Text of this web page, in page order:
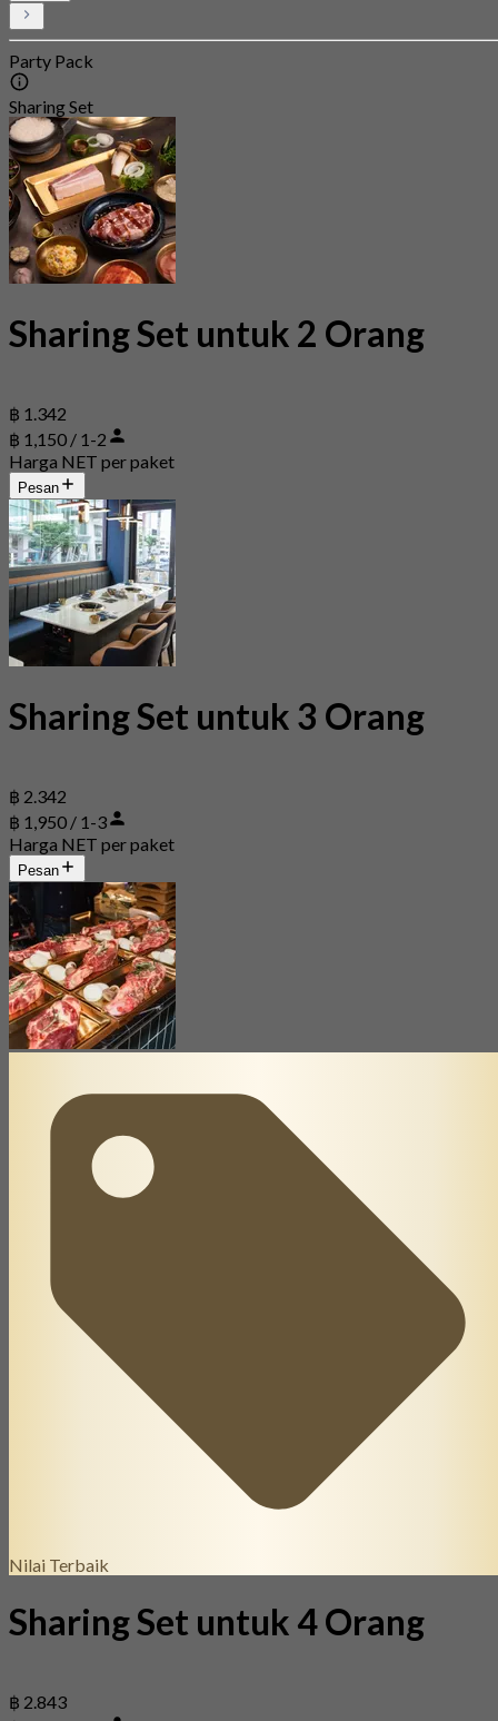
Party Pack
Sharing Set
Sharing Set untuk 2 Orang
฿ 1.342
฿ 1,150 / 1-2
Harga NET per paket
Pesan
Sharing Set untuk 3 Orang
฿ 2.342
฿ 1,950 / 1-3
Harga NET per paket
Pesan
Nilai Terbaik
Sharing Set untuk 4 Orang
฿ 2.843